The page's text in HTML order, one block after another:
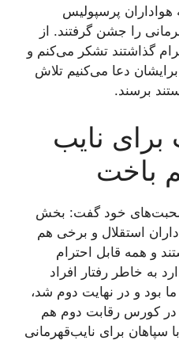
پرسپولیس
را جشن گرفتند. از
گذاشتند تشکر می‌کنم و
دعا می‌کنیم تلاش
برسند.
برای نایب‌
باخت
خود گفت: بخش
استقلال و برخی هم
و همه قابل احترام
به خاطر رفتار افراد
بود و در نهایت دوم شد،
در کورس رقابت دوم هم
سپاهان برای نایب‌قهرمانی